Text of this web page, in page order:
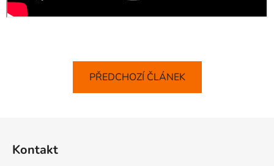
PŘEDCHOZÍ ČLÁNEK
Kontakt